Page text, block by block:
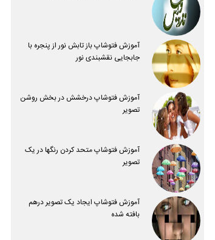
آموزش فتوشاپ باز تابش نور از پنجره با
جابجایی نقشبندی نور
آموزش فتوشاپ درخشش در بخش روشن
تصویر
آموزش فتوشاپ متحد کردن رنگها در یک
تصویر
آموزش فتوشاپ ایجاد یک تصویر درهم
بافته شده